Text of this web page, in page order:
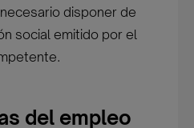
disponer de
social emitido por el
del empleo